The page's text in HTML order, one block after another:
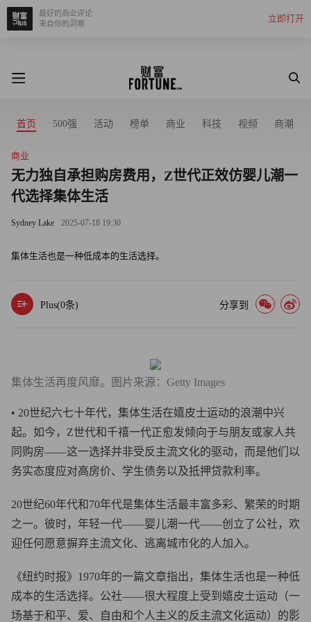
立即打开
最好的商业评论
来自你的洞察
首页 500强 活动 榜单 商业 科技 视频 商潮
商业
无力独自承担购房费用，Z世代正效仿婴儿潮一
代选择集体生活
Sydney Lake 2025-07-18 19:30
集体生活也是一种低成本的生活选择。
Plus(0条) 分享到
集体生活再度风靡。图片来源：Getty Images
• 20世纪六七十年代，集体生活在嬉皮士运动的浪潮中兴
起。如今，Z世代和千禧一代正愈发倾向于与朋友或家人共
同购房——这一选择并非受反主流文化的驱动，而是他们以
务实态度应对高房价、学生债务以及抵押贷款利率。
20世纪60年代和70年代是集体生活最丰富多彩、繁荣的时期
之一。彼时，年轻一代——婴儿潮一代——创立了公社，欢
迎任何愿意摒弃主流文化、逃离城市化的人加入。
《纽约时报》1970年的一篇文章指出，集体生活也是一种低
成本的生活选择。公社——很大程度上受到嬉皮士运动（一
场基于和平、爱、自由和个人主义的反主流文化运动）的影